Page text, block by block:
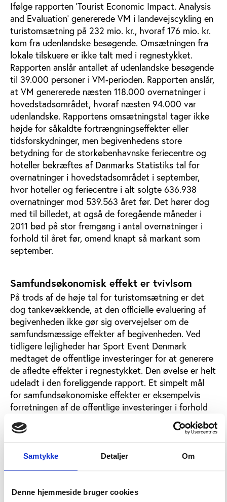
Samtykke Detaljer Om
Denne hjemmeside bruger cookies
Ifølge rapporten ’Tourist Economic Impact. Analysis
and Evaluation’ genererede VM i landevejscykling en
turistomsætning på 232 mio. kr., hvoraf 176 mio. kr.
kom fra udenlandske besøgende. Omsætningen fra
lokale tilskuere er ikke talt med i regnestykket.
Rapporten anslår antallet af udenlandske besøgende
til 39.000 personer i VM-perioden. Rapporten anslår,
at VM genererede næsten 118.000 overnatninger i
hovedstadsområdet, hvoraf næsten 94.000 var
udenlandske. Rapportens omsætningstal tager ikke
højde for såkaldte fortrængningseffekter eller
tidsforskydninger, men begivenhedens store
betydning for de storkøbenhavnske feriecentre og
hoteller bekræftes af Danmarks Statistiks tal for
overnatninger i hovedstadsområdet i september,
hvor hoteller og feriecentre i alt solgte 636.938
overnatninger mod 539.563 året før. Det hører dog
med til billedet, at også de foregående måneder i
2011 bød på stor fremgang i antal overnatninger i
forhold til året før, omend knapt så markant som
september.
Samfundsøkonomisk effekt er tvivlsom
På trods af de høje tal for turistomsætning er det
dog tankevækkende, at den officielle evaluering af
begivenheden ikke gør sig overvejelser om de
samfundsmæssige effekter af begivenheden. Ved
tidligere lejligheder har Sport Event Denmark
medtaget de offentlige investeringer for at generere
de afledte effekter i regnestykket. Den øvelse er helt
udeladt i den foreliggende rapport. Et simpelt mål
for samfundsøkonomiske effekter er eksempelvis
forretningen af de offentlige investeringer i forhold
til udenlandsk turistomsætning. For cykel-VM’s
vedkommende har de offentlige investeringer fra
forskellige kasser været på omkring 40 mio. kr.,
hvilke så har genereret 176 mio. kr. i udenlandsk
turismeomsætning. Det offentlige tilskud er altså
udenlandsk turismeomsætning.